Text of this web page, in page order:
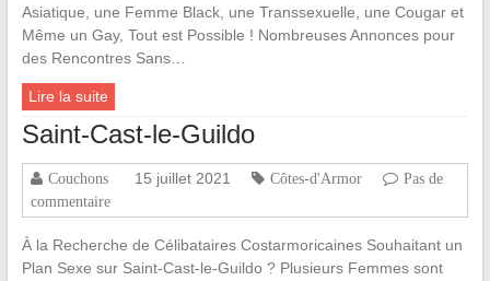
Asiatique, une Femme Black, une Transsexuelle, une Cougar et
Même un Gay, Tout est Possible ! Nombreuses Annonces pour
des Rencontres Sans…
Lire la suite
Saint-Cast-le-Guildo
Couchons 15 juillet 2021 Côtes-d'Armor
Pas de
commentaire
À la Recherche de Célibataires Costarmoricaines Souhaitant un
Plan Sexe sur Saint-Cast-le-Guildo ? Plusieurs Femmes sont